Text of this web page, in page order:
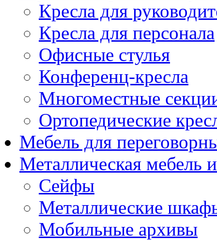
Кресла для
Кресла для персонала
Офисные стулья
Конференц-кресла
Многоместные
Ортопедические
Мебель для
Металлическая мебель
Сейфы
Металлические
Мобильные архивы